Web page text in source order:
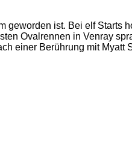
geworden ist. Bei elf Starts
Ovalrennen in Venray
einer Berührung mit Myatt